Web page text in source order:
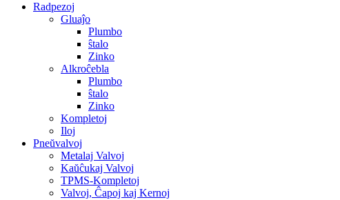
Radpezoj
Gluaĵo
Plumbo
ŝtalo
Zinko
Alkroĉebla
Plumbo
ŝtalo
Zinko
Kompletoj
Iloj
Pneŭvalvoj
Metalaj Valvoj
Kaŭĉukaj Valvoj
TPMS-Kompletoj
Valvoj, Ĉapoj kaj Kernoj